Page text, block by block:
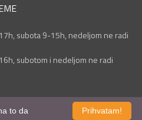
subota 9-15h, nedeljom ne radi
subotom i nedeljom ne radi
Prihvatam!
to da